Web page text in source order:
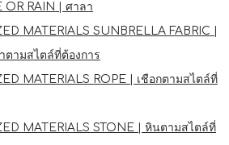
OR RAIN | ศาลา
MATERIALS SUNBRELLA FABRIC |
ตามสไตล์ที่ต้องการ
MATERIALS ROPE | เชือกตามสไตล์ที่
MATERIALS STONE | หินตามสไตล์ที่